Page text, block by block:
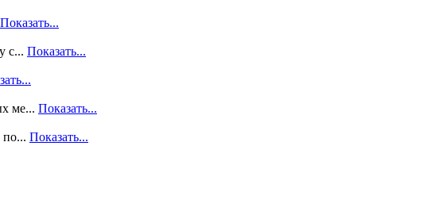
Показать...
с... Показать...
ме... Показать...
по... Показать...